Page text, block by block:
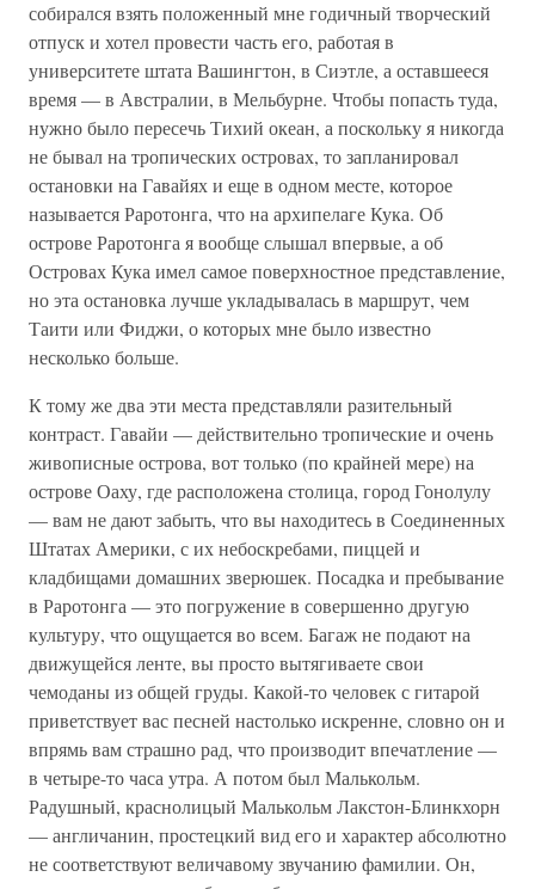
собирался взять положенный мне годичный творческий
отпуск и хотел провести часть его, работая в
университете штата Вашингтон, в Сиэтле, а оставшееся
время — в Австралии, в Мельбурне. Чтобы попасть туда,
нужно было пересечь Тихий океан, а поскольку я никогда
не бывал на тропических островах, то запланировал
остановки на Гавайях и еще в одном месте, которое
называется Раротонга, что на архипелаге Кука. Об
острове Раротонга я вообще слышал впервые, а об
Островах Кука имел самое поверхностное представление,
но эта остановка лучше укладывалась в маршрут, чем
Таити или Фиджи, о которых мне было известно
несколько больше.
К тому же два эти места представляли разительный
контраст. Гавайи — действительно тропические и очень
живописные острова, вот только (по крайней мере) на
острове Оаху, где расположена столица, город Гонолулу
— вам не дают забыть, что вы находитесь в Соединенных
Штатах Америки, с их небоскребами, пиццей и
кладбищами домашних зверюшек. Посадка и пребывание
в Раротонга — это погружение в совершенно другую
культуру, что ощущается во всем. Багаж не подают на
движущейся ленте, вы просто вытягиваете свои
чемоданы из общей груды. Какой-то человек с гитарой
приветствует вас песней настолько искренне, словно он и
впрямь вам страшно рад, что производит впечатление —
в четыре-то часа утра. А потом был Малькольм.
Радушный, краснолицый Малькольм Лакстон-Блинкхорн
— англичанин, простецкий вид его и характер абсолютно
не соответствуют величавому звучанию фамилии. Он,